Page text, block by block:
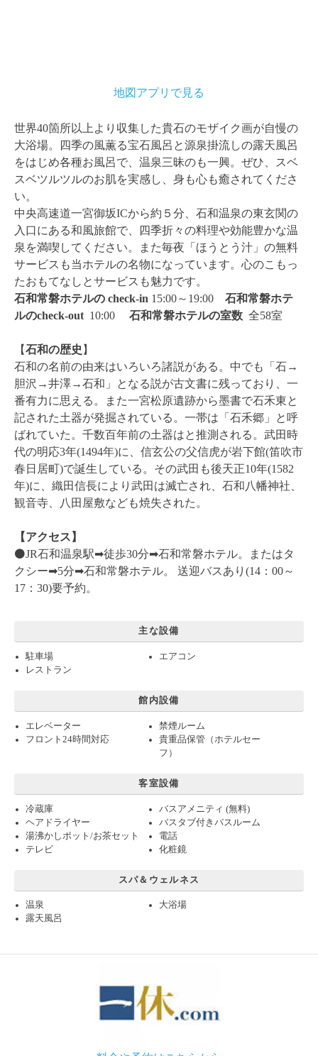
地図アプリで見る
世界40箇所以上より収集した貴石のモザイク画が自慢の
大浴場。四季の風薫る宝石風呂と源泉掛流しの露天風呂
をはじめ各種お風呂で、温泉三昧のも一興。ぜひ、スベ
スベツルツルのお肌を実感し、身も心も癒されてくださ
い。
中央高速道一宮御坂ICから約５分、石和温泉の東玄関の
入口にある和風旅館で、四季折々の料理や効能豊かな温
泉を満喫してください。また毎夜「ほうとう汁」の無料
サービスも当ホテルの名物になっています。心のこもっ
たおもてなしとサービスも魅力です。
石和常磐ホテルの check-in 15:00～19:00 石和常磐ホテ
ルのcheck-out 10:00 石和常磐ホテルの室数 全58室
【石和の歴史 】
石和の名前の由来はいろいろ諸説がある。中でも「石→
胆沢→井澤→石和」となる説が古文書に残っており、一
番有力に思える。また一宮松原遺跡から墨書で石禾東と
記された土器が発掘されている。一帯は「石禾郷」と呼
ばれていた。千数百年前の土器はと推測される。武田時
代の明応3年(1494年)に、信玄公の父信虎が岩下館(笛吹市
春日居町)で誕生している。その武田も後天正10年(1582
年)に、織田信長により武田は滅亡され、石和八幡神社、
観音寺、八田屋敷なども焼失された。
【アクセス】
⚫️JR石和温泉駅➡︎徒歩30分➡︎石和常磐ホテル。またはタ
クシー➡︎5分➡︎石和常磐ホテル。 送迎バスあり(14：00～
17：30)要予約。
主な設備
駐車場
エアコン
レストラン
館内設備
エレベーター
禁煙ルーム
フロント24時間対応
貴重品保管（ホテルセー
フ）
客室設備
冷蔵庫
バスアメニティ (無料)
ヘアドライヤー
バスタブ付きバスルーム
湯沸かしポット/お茶セット
電話
テレビ
化粧鏡
スパ＆ウェルネス
温泉
大浴場
露天風呂